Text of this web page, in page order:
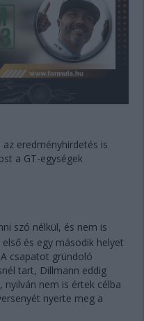
eredményhirdetés is
a GT-egységek
szó nélkül, és nem is
és egy második helyet
csapatot gründoló
tart, Dillmann eddig
nyilván nem is értek célba
nyerte meg a